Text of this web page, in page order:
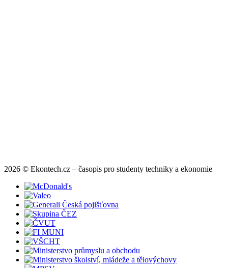
2026 © Ekontech.cz – časopis pro studenty techniky a ekonomie